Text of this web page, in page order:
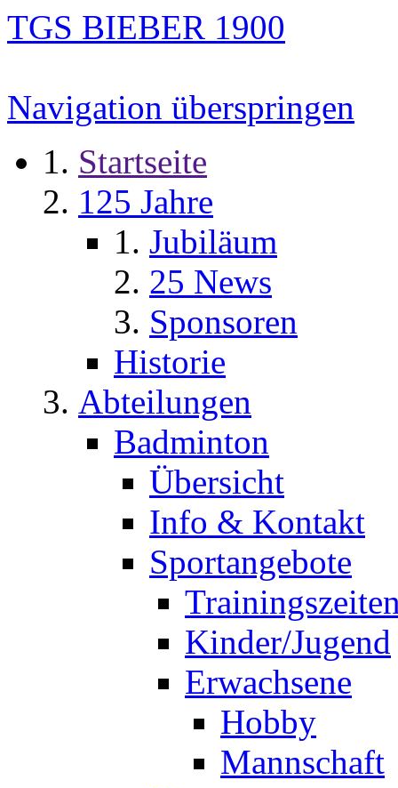
TGS BIEBER 1900
Navigation überspringen
Startseite
125 Jahre
Jubiläum
25 News
Sponsoren
Historie
Abteilungen
Badminton
Übersicht
Info & Kontakt
Sportangebote
Kinder/Jugend
Erwachsene
Hobby
Mannschaft